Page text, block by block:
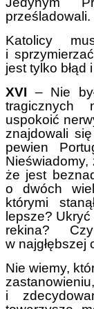
prześladowali.
Katolicy
i
jest tylko błąd
XVI – Nie
tragicznych
uspokoić
znajdowali
pewien
Nieświadomy,
że jest
o dwóch
którymi
lepsze?
rekina?
w najgłębszej
Nie wiemy,
i